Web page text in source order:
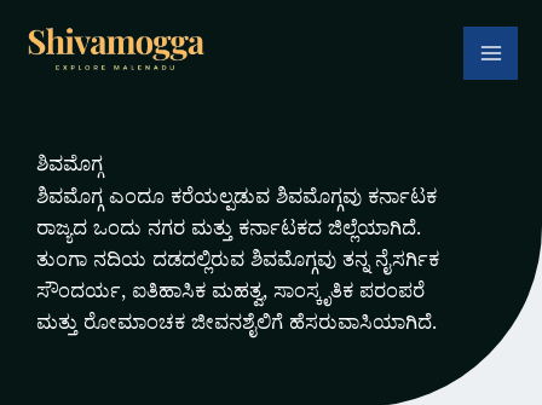
content
ಶಿವಮೊಗ್ಗ
ಶಿವಮೊಗ್ಗ ಎಂದೂ ಕರೆಯಲ್ಪಡುವ ಶಿವಮೊಗ್ಗವು ಕರ್ನಾಟಕ
ರಾಜ್ಯದ ಒಂದು ನಗರ ಮತ್ತು ಕರ್ನಾಟಕದ ಜಿಲ್ಲೆಯಾಗಿದೆ.
ತುಂಗಾ ನದಿಯ ದಡದಲ್ಲಿರುವ ಶಿವಮೊಗ್ಗವು ತನ್ನ ನೈಸರ್ಗಿಕ
ಸೌಂದರ್ಯ, ಐತಿಹಾಸಿಕ ಮಹತ್ವ, ಸಾಂಸ್ಕೃತಿಕ ಪರಂಪರೆ
ಮತ್ತು ರೋಮಾಂಚಕ ಜೀವನಶೈಲಿಗೆ ಹೆಸರುವಾಸಿಯಾಗಿದೆ.